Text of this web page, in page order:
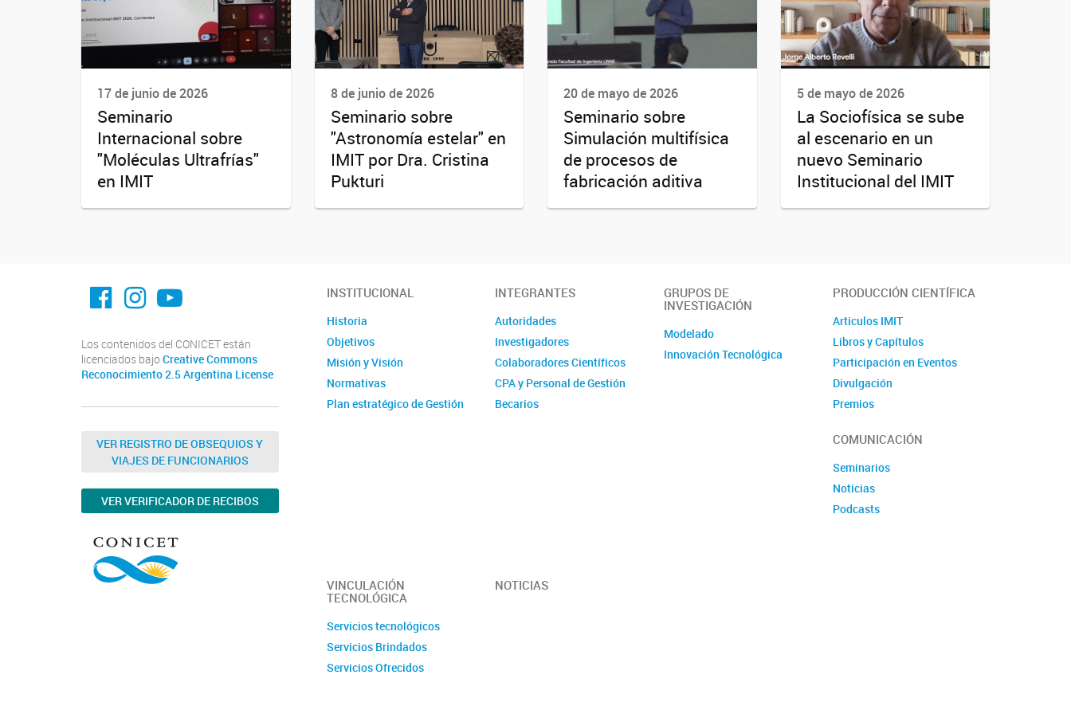
17 de junio de 2026
Seminario
Internacional sobre
"Moléculas Ultrafrías"
en IMIT
8 de junio de 2026
Seminario sobre
"Astronomía estelar" en
IMIT por Dra. Cristina
Pukturi
20 de mayo de 2026
Seminario sobre
Simulación multifísica
de procesos de
fabricación aditiva
5 de mayo de 2026
La Sociofísica se sube
al escenario en un
nuevo Seminario
Institucional del IMIT
facebook imit.conicet
imit.conicet
Youtube
Los contenidos del CONICET están
licenciados bajo Creative Commons
Reconocimiento 2.5 Argentina License
VER REGISTRO DE OBSEQUIOS Y
VIAJES DE FUNCIONARIOS
VER VERIFICADOR DE RECIBOS
INSTITUCIONAL
Historia
Objetivos
Misión y Visión
Normativas
Plan estratégico de Gestión
INTEGRANTES
Autoridades
Investigadores
Colaboradores Científicos
CPA y Personal de Gestión
Becarios
GRUPOS DE
INVESTIGACIÓN
Modelado
Innovación Tecnológica
PRODUCCIÓN CIENTÍFICA
Articulos IMIT
Libros y Capítulos
Participación en Eventos
Divulgación
Premios
COMUNICACIÓN
Seminarios
Noticias
Podcasts
VINCULACIÓN
TECNOLÓGICA
Servicios tecnológicos
Servicios Brindados
Servicios Ofrecidos
NOTICIAS